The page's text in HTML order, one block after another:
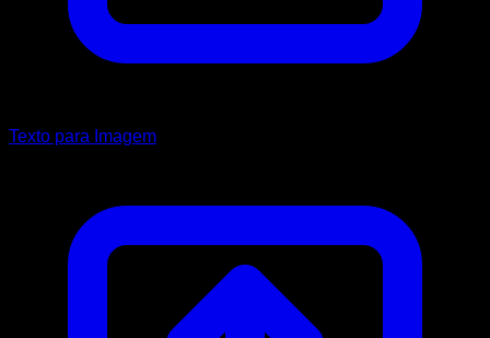
Texto para Imagem